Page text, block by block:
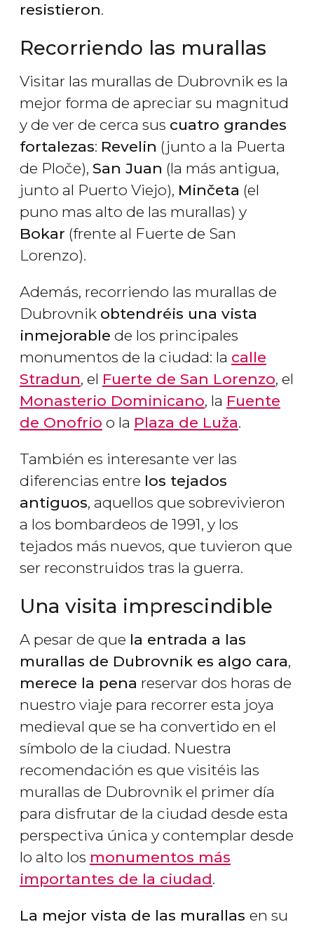
resistieron.
Recorriendo las murallas
Visitar las murallas de Dubrovnik es la
mejor forma de apreciar su magnitud
y de ver de cerca sus cuatro grandes
fortalezas: Revelin (junto a la Puerta
de Ploče), San Juan (la más antigua,
junto al Puerto Viejo), Minčeta (el
puno mas alto de las murallas) y
Bokar (frente al Fuerte de San
Lorenzo).
Además, recorriendo las murallas de
Dubrovnik obtendréis una vista
inmejorable de los principales
monumentos de la ciudad: la calle
Stradun, el Fuerte de San Lorenzo, el
Monasterio Dominicano, la Fuente
de Onofrio o la Plaza de Luža.
También es interesante ver las
diferencias entre los tejados
antiguos, aquellos que sobrevivieron
a los bombardeos de 1991, y los
tejados más nuevos, que tuvieron que
ser reconstruidos tras la guerra.
Una visita imprescindible
A pesar de que la entrada a las
murallas de Dubrovnik es algo cara,
merece la pena reservar dos horas de
nuestro viaje para recorrer esta joya
medieval que se ha convertido en el
símbolo de la ciudad. Nuestra
recomendación es que visitéis las
murallas de Dubrovnik el primer día
para disfrutar de la ciudad desde esta
perspectiva única y contemplar desde
lo alto los monumentos más
importantes de la ciudad.
La mejor vista de las murallas en su